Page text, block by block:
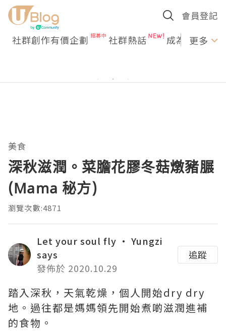
會員登記
社群創作有價企劃 社群熱話 成為U更多
美食
深秋滋潤。菜膽花膠冬菇燉豬𦟌
(Mama 秘方)
瀏覽次數:4871
Let your soul fly ‧ Yungzi
says
發佈於 2020.10.29
追蹤
踏入深秋，天氣乾燥，個人開始dry dry
地。過往都是媽媽領先開始煮啲滋潤進補
的食物。